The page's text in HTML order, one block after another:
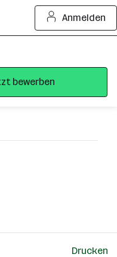
Anmelden
bewerben
Drucken